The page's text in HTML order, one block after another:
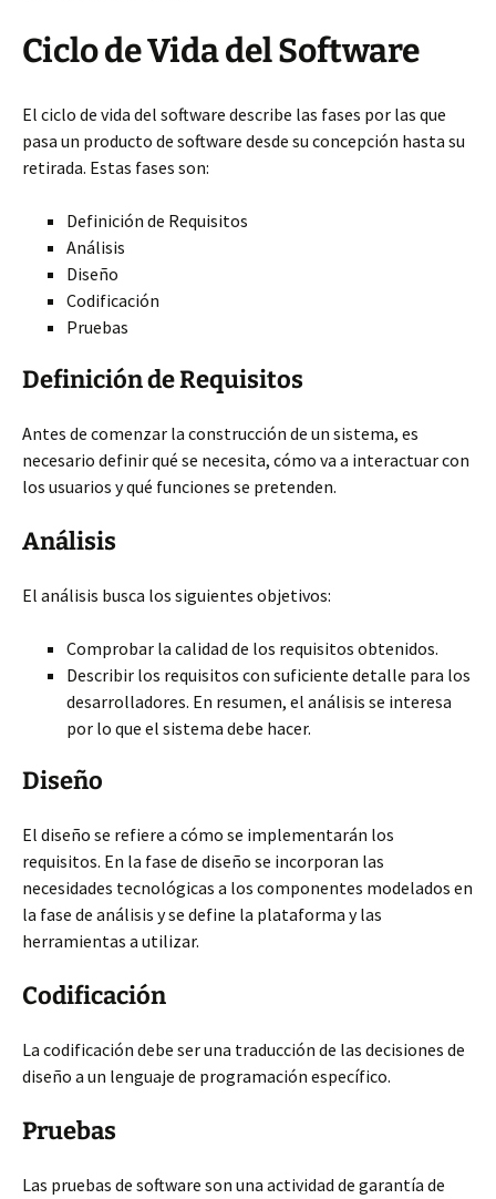
Ciclo de Vida del Software
El ciclo de vida del software describe las fases por las que
pasa un producto de software desde su concepción hasta su
retirada. Estas fases son:
Definición de Requisitos
Análisis
Diseño
Codificación
Pruebas
Definición de Requisitos
Antes de comenzar la construcción de un sistema, es
necesario definir qué se necesita, cómo va a interactuar con
los usuarios y qué funciones se pretenden.
Análisis
El análisis busca los siguientes objetivos:
Comprobar la calidad de los requisitos obtenidos.
Describir los requisitos con suficiente detalle para los
desarrolladores. En resumen, el análisis se interesa
por lo que el sistema debe hacer.
Diseño
El diseño se refiere a cómo se implementarán los
requisitos. En la fase de diseño se incorporan las
necesidades tecnológicas a los componentes modelados en
la fase de análisis y se define la plataforma y las
herramientas a utilizar.
Codificación
La codificación debe ser una traducción de las decisiones de
diseño a un lenguaje de programación específico.
Pruebas
Las pruebas de software son una actividad de garantía de